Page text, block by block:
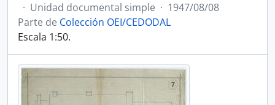
· Unidad documental simple · 1947/08/08
Parte de Colección OEI/CEDODAL
Escala 1:50.